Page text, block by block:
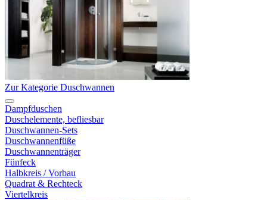
Zur Kategorie Duschwannen
Dampfduschen
Duschelemente, befliesbar
Duschwannen-Sets
Duschwannenfüße
Duschwannenträger
Fünfeck
Halbkreis / Vorbau
Quadrat & Rechteck
Viertelkreis